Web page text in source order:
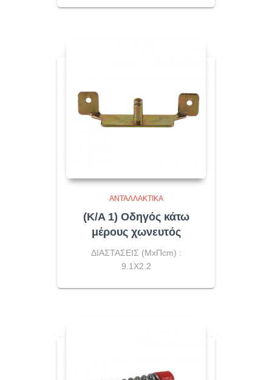
ΑΝΤΑΛΛΑΚΤΙΚΆ
(K/A 1) Οδηγός κάτω
μέρους χωνευτός
ΔΙΑΣΤΑΣΕΙΣ (ΜxΠcm) :
9.1X2.2